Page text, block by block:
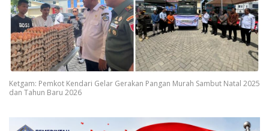
Ketgam: Pemkot Kendari Gelar Gerakan Pangan Murah Sambut Natal 2025
dan Tahun Baru 2026